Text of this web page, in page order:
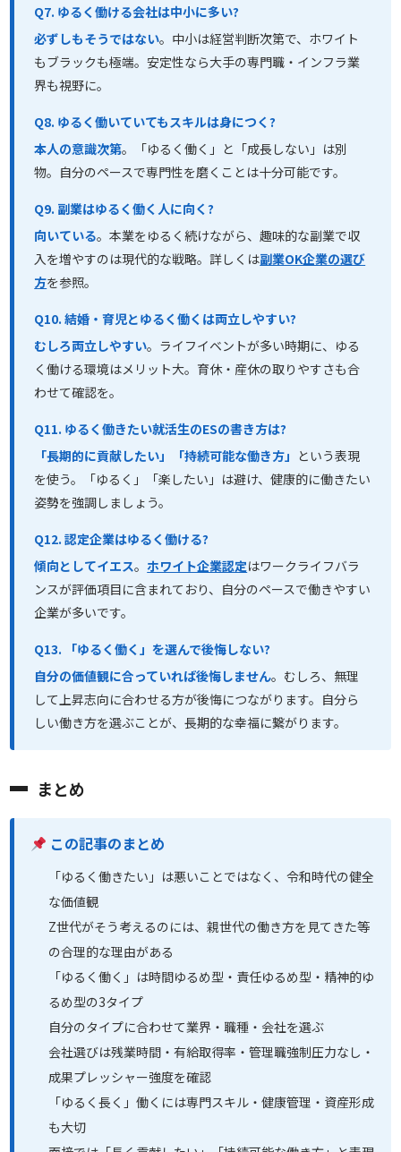
Q7. ゆるく働ける会社は中小に多い?
必ずしもそうではない。中小は経営判断次第で、ホワイト
もブラックも極端。安定性なら大手の専門職・インフラ業
界も視野に。
Q8. ゆるく働いていてもスキルは身につく?
本人の意識次第。「ゆるく働く」と「成長しない」は別
物。自分のペースで専門性を磨くことは十分可能です。
Q9. 副業はゆるく働く人に向く?
向いている。本業をゆるく続けながら、趣味的な副業で収
入を増やすのは現代的な戦略。詳しくは副業OK企業の選び
方を参照。
Q10. 結婚・育児とゆるく働くは両立しやすい?
むしろ両立しやすい。ライフイベントが多い時期に、ゆる
く働ける環境はメリット大。育休・産休の取りやすさも合
わせて確認を。
Q11. ゆるく働きたい就活生のESの書き方は?
「長期的に貢献したい」「持続可能な働き方」 という表現
を使う。「ゆるく」「楽したい」は避け、健康的に働きたい
姿勢を強調しましょう。
Q12. 認定企業はゆるく働ける?
傾向としてイエス。ホワイト企業認定はワークライフバラ
ンスが評価項目に含まれており、自分のペースで働きやすい
企業が多いです。
Q13. 「ゆるく働く」を選んで後悔しない?
自分の価値観に合っていれば後悔しません。むしろ、無理
して上昇志向に合わせる方が後悔につながります。自分ら
しい働き方を選ぶことが、長期的な幸福に繋がります。
まとめ
この記事のまとめ
「ゆるく働きたい」は悪いことではなく、令和時代の健全
な価値観
Z世代がそう考えるのには、親世代の働き方を見てきた等
の合理的な理由がある
「ゆるく働く」は時間ゆるめ型・責任ゆるめ型・精神的ゆ
るめ型の3タイプ
自分のタイプに合わせて業界・職種・会社を選ぶ
会社選びは残業時間・有給取得率・管理職強制圧力なし・
成果プレッシャー強度を確認
「ゆるく長く」働くには専門スキル・健康管理・資産形成
も大切